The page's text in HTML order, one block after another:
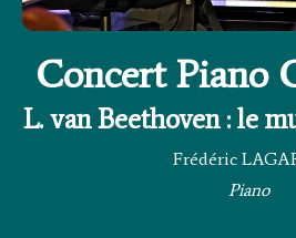
Concert Piano
L. van Beethoven : le
Frédéric
Piano